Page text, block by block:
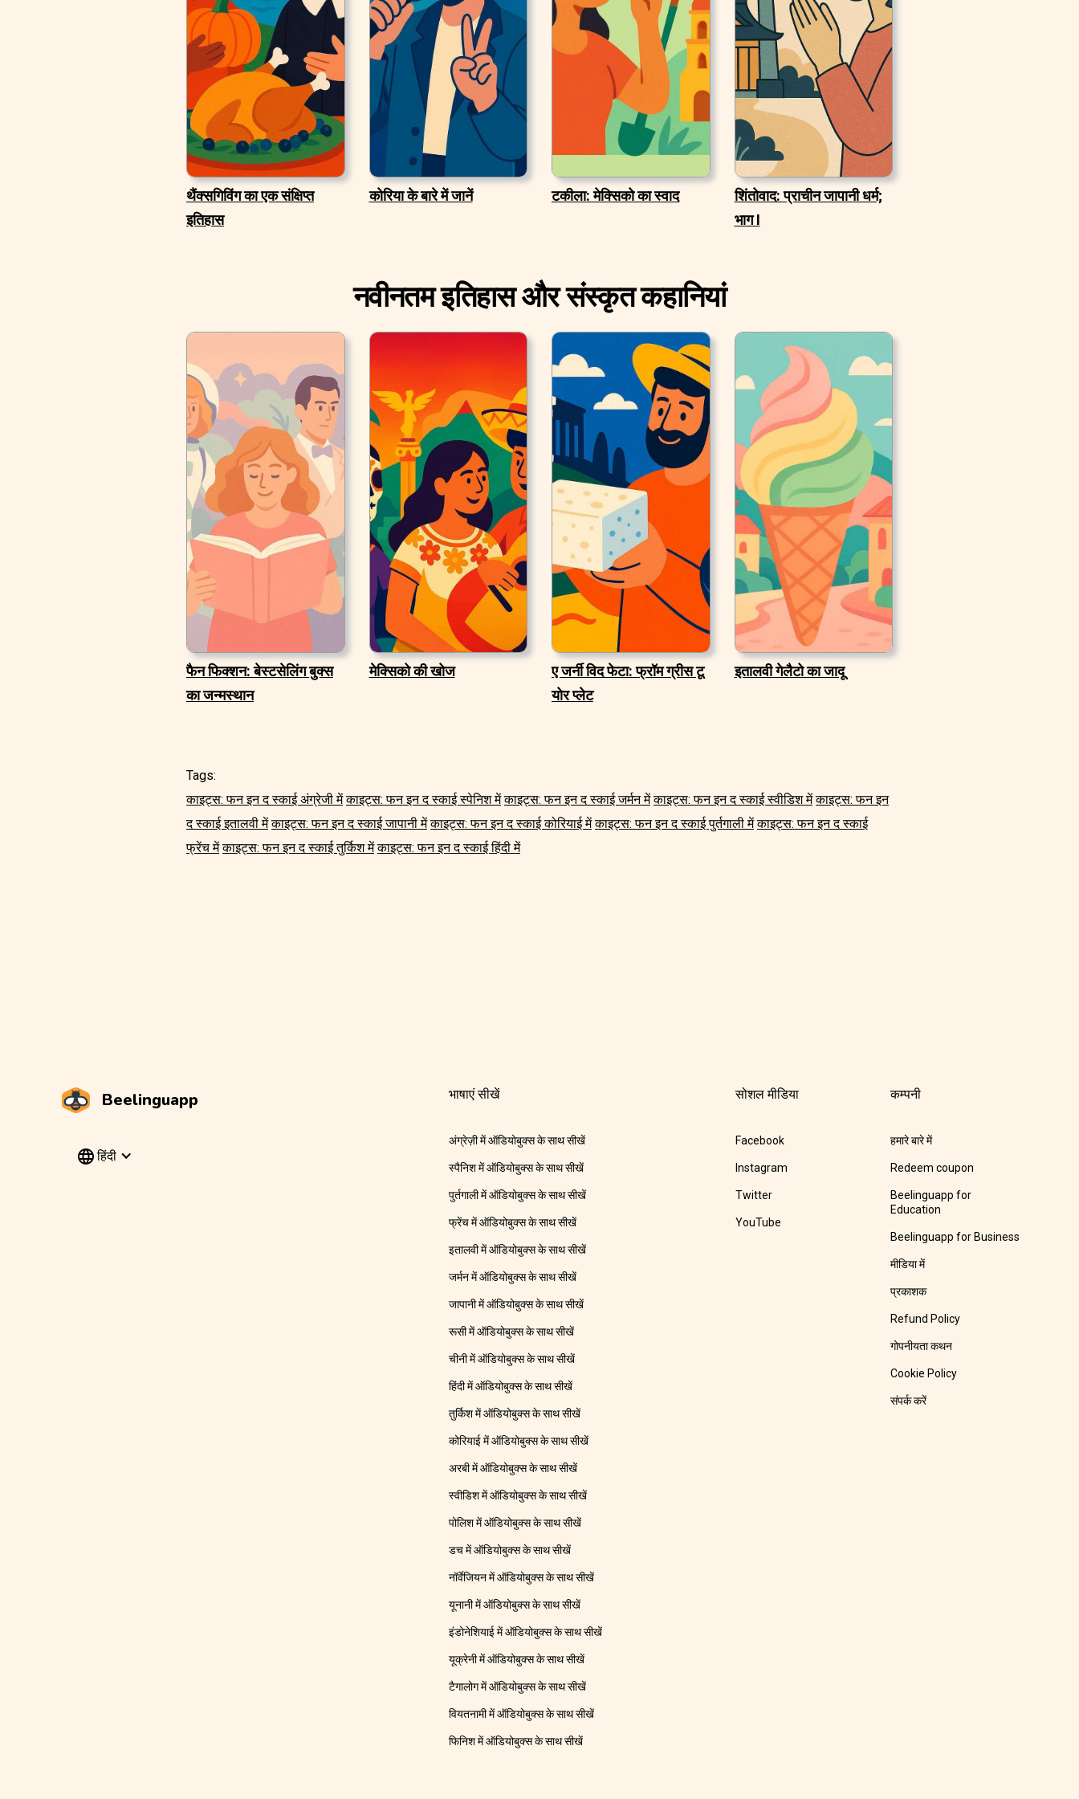
थैंक्सगिविंग का एक संक्षिप्त
इतिहास
कोरिया के बारे में जानें टकीला: मेक्सिको का स्वाद
शिंतोवाद: प्राचीन जापानी धर्म;
भाग I
नवीनतम इतिहास और संस्कृत कहानियां
फैन फिक्शन: बेस्टसेलिंग बुक्स
का जन्मस्थान
मेक्सिको की खोज
ए जर्नी विद फेटा: फ्रॉम ग्रीस टू
योर प्लेट
इतालवी गेलैटो का जादू
Tags:
काइट्स: फन इन द स्काई अंग्रेजी में काइट्स: फन इन द स्काई स्पेनिश में काइट्स: फन इन द स्काई जर्मन में काइट्स: फन इन द स्काई स्वीडिश में काइट्स: फन इन
द स्काई इतालवी में काइट्स: फन इन द स्काई जापानी में काइट्स: फन इन द स्काई कोरियाई में काइट्स: फन इन द स्काई पुर्तगाली में काइट्स: फन इन द स्काई
फ्रेंच में काइट्स: फन इन द स्काई तुर्किश में काइट्स: फन इन द स्काई हिंदी में
Beelinguapp
हिंदी
भाषाएं सीखें
अंग्रेज़ी में ऑडियोबुक्स के साथ सीखें
स्पैनिश में ऑडियोबुक्स के साथ सीखें
पुर्तगाली में ऑडियोबुक्स के साथ सीखें
फ्रेंच में ऑडियोबुक्स के साथ सीखें
इतालवी में ऑडियोबुक्स के साथ सीखें
जर्मन में ऑडियोबुक्स के साथ सीखें
जापानी में ऑडियोबुक्स के साथ सीखें
रूसी में ऑडियोबुक्स के साथ सीखें
चीनी में ऑडियोबुक्स के साथ सीखें
हिंदी में ऑडियोबुक्स के साथ सीखें
तुर्किश में ऑडियोबुक्स के साथ सीखें
कोरियाई में ऑडियोबुक्स के साथ सीखें
अरबी में ऑडियोबुक्स के साथ सीखें
स्वीडिश में ऑडियोबुक्स के साथ सीखें
पोलिश में ऑडियोबुक्स के साथ सीखें
डच में ऑडियोबुक्स के साथ सीखें
नॉर्वेजियन में ऑडियोबुक्स के साथ सीखें
यूनानी में ऑडियोबुक्स के साथ सीखें
इंडोनेशियाई में ऑडियोबुक्स के साथ सीखें
यूक्रेनी में ऑडियोबुक्स के साथ सीखें
टैगालोग में ऑडियोबुक्स के साथ सीखें
वियतनामी में ऑडियोबुक्स के साथ सीखें
फिनिश में ऑडियोबुक्स के साथ सीखें
सोशल मीडिया
Facebook
Instagram
Twitter
YouTube
कम्पनी
हमारे बारे में
Redeem coupon
Beelinguapp for
Education
Beelinguapp for Business
मीडिया में
प्रकाशक
Refund Policy
गोपनीयता कथन
Cookie Policy
संपर्क करें